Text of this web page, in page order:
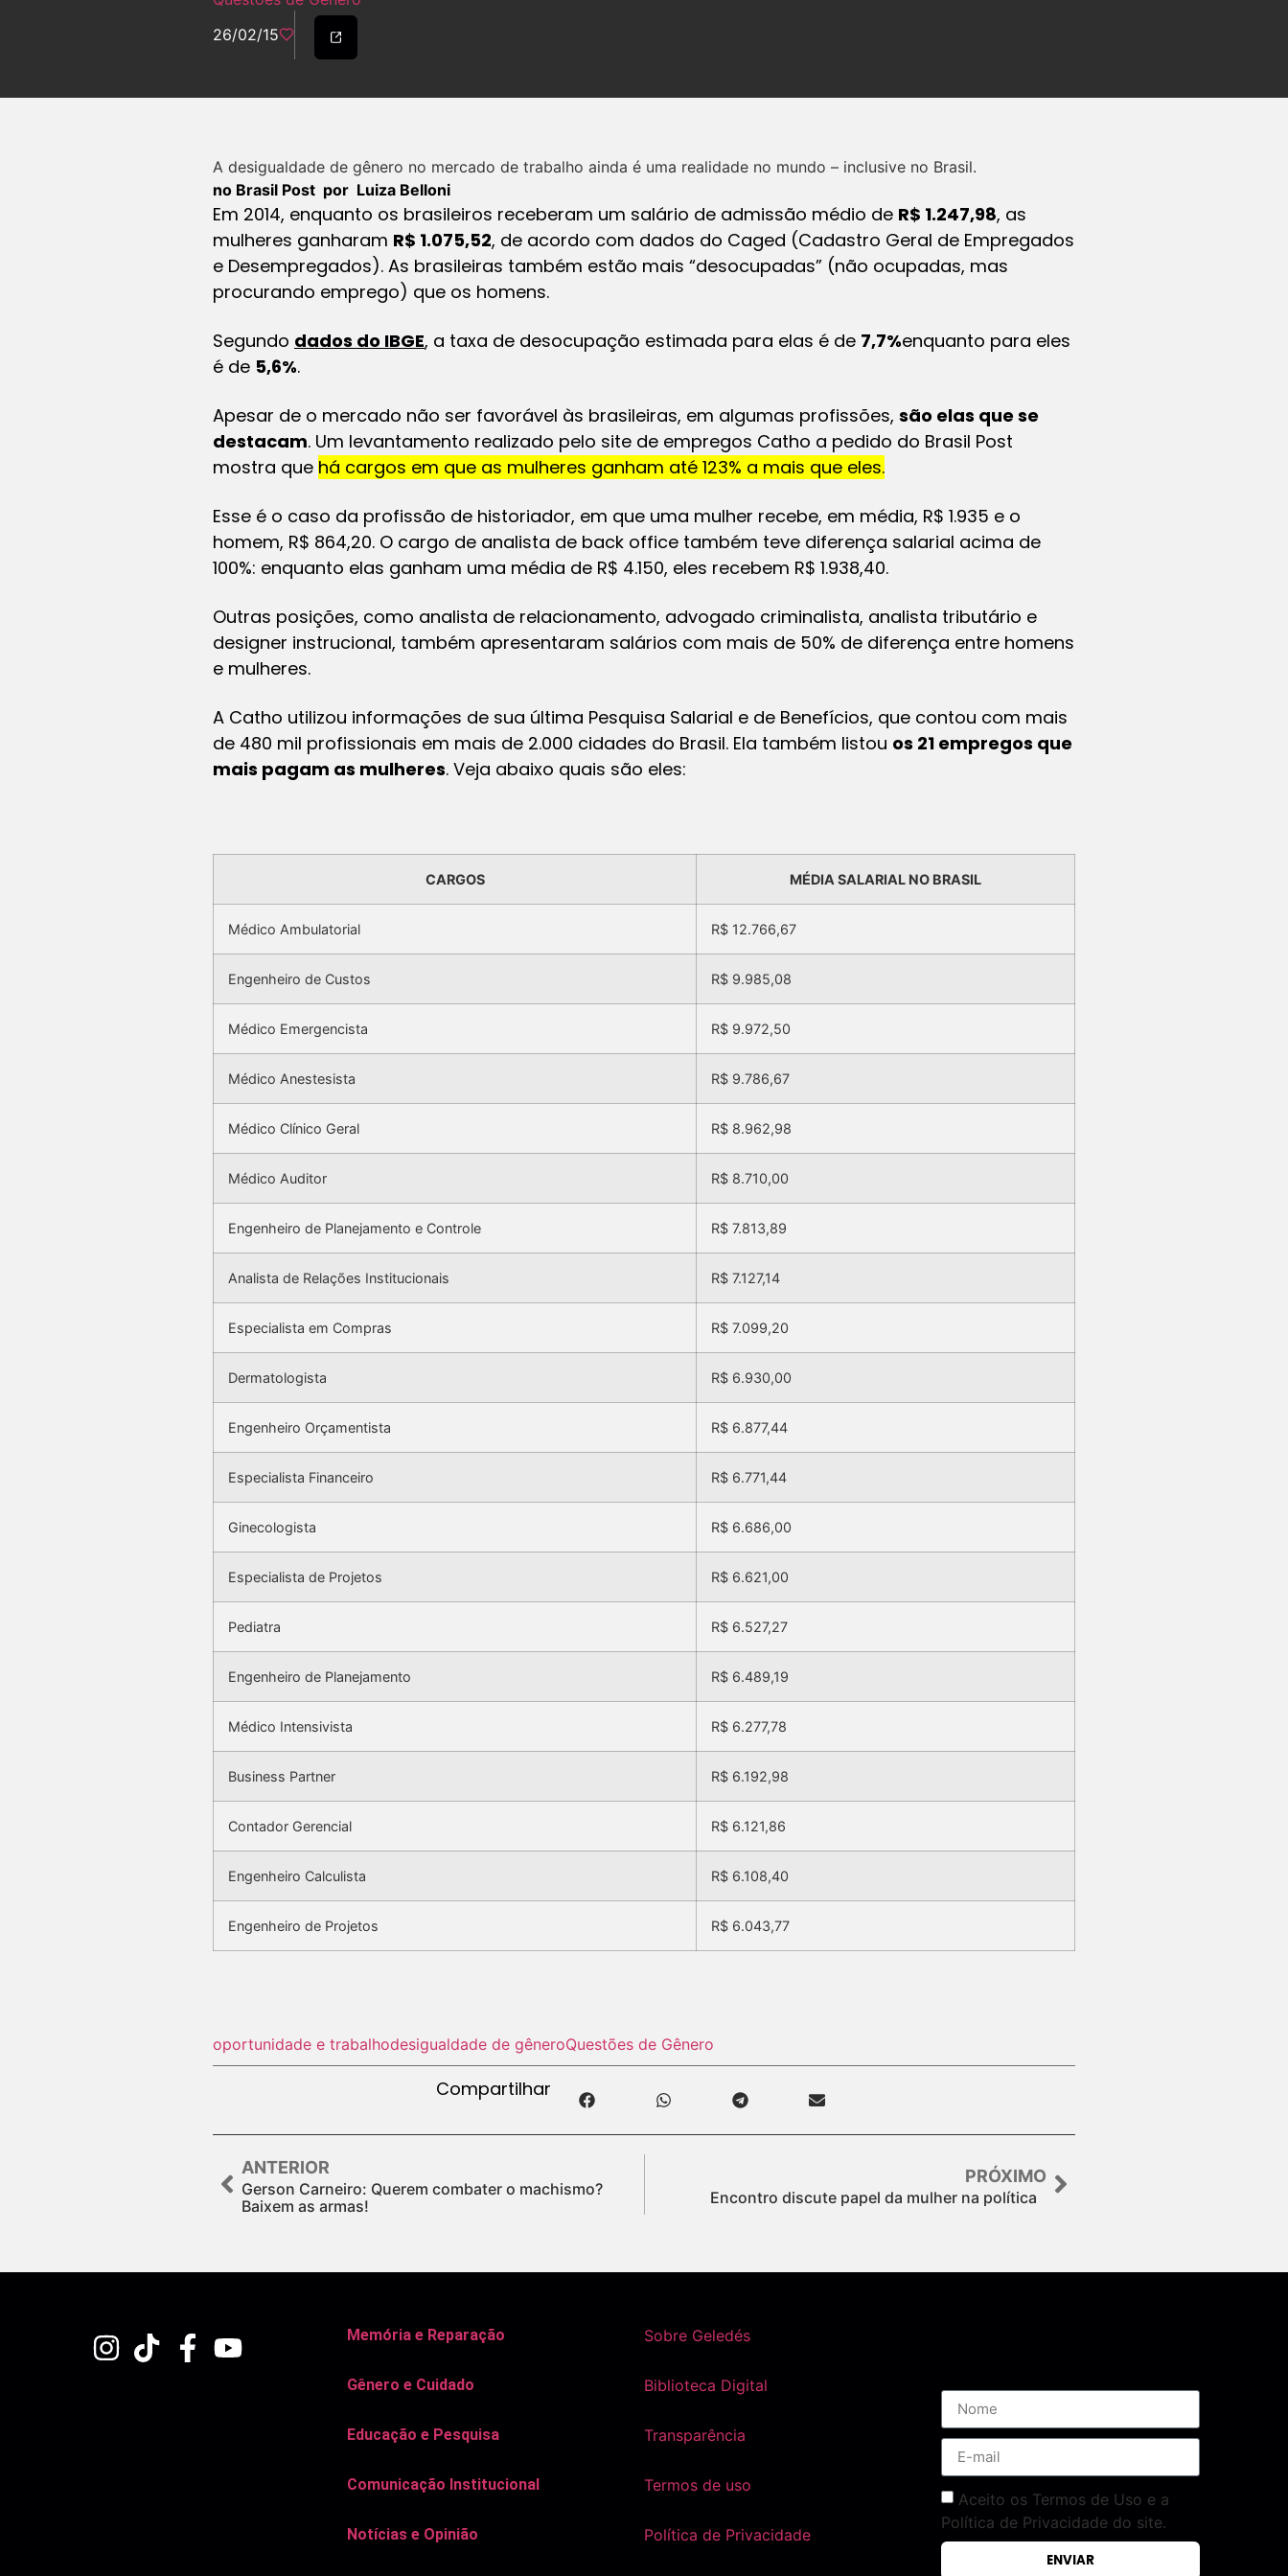
26/02/15
A desigualdade de gênero no mercado de trabalho ainda é uma realidade no mundo – inclusive no Brasil.
no Brasil Post por Luiza Belloni
Em 2014, enquanto os brasileiros receberam um salário de admissão médio de R$ 1.247,98, as
mulheres ganharam R$ 1.075,52, de acordo com dados do Caged (Cadastro Geral de Empregados
e Desempregados). As brasileiras também estão mais “desocupadas” (não ocupadas, mas
procurando emprego) que os homens.
Segundo dados do IBGE, a taxa de desocupação estimada para elas é de 7,7%enquanto para eles
é de 5,6%.
Apesar de o mercado não ser favorável às brasileiras, em algumas profissões, são elas que se
destacam. Um levantamento realizado pelo site de empregos Catho a pedido do Brasil Post
mostra que há cargos em que as mulheres ganham até 123% a mais que eles.
Esse é o caso da profissão de historiador, em que uma mulher recebe, em média, R$ 1.935 e o
homem, R$ 864,20. O cargo de analista de back office também teve diferença salarial acima de
100%: enquanto elas ganham uma média de R$ 4.150, eles recebem R$ 1.938,40.
Outras posições, como analista de relacionamento, advogado criminalista, analista tributário e
designer instrucional, também apresentaram salários com mais de 50% de diferença entre homens
e mulheres.
A Catho utilizou informações de sua última Pesquisa Salarial e de Benefícios, que contou com mais
de 480 mil profissionais em mais de 2.000 cidades do Brasil. Ela também listou os 21 empregos que
mais pagam as mulheres. Veja abaixo quais são eles:
CARGOS MÉDIA SALARIAL NO BRASIL
Médico Ambulatorial R$ 12.766,67
Engenheiro de Custos R$ 9.985,08
Médico Emergencista R$ 9.972,50
Médico Anestesista R$ 9.786,67
Médico Clínico Geral R$ 8.962,98
Médico Auditor R$ 8.710,00
Engenheiro de Planejamento e Controle R$ 7.813,89
Analista de Relações Institucionais R$ 7.127,14
Especialista em Compras R$ 7.099,20
Dermatologista R$ 6.930,00
Engenheiro Orçamentista R$ 6.877,44
Especialista Financeiro R$ 6.771,44
Ginecologista R$ 6.686,00
Especialista de Projetos R$ 6.621,00
Pediatra R$ 6.527,27
Engenheiro de Planejamento R$ 6.489,19
Médico Intensivista R$ 6.277,78
Business Partner R$ 6.192,98
Contador Gerencial R$ 6.121,86
Engenheiro Calculista R$ 6.108,40
Engenheiro de Projetos R$ 6.043,77
oportunidade e trabalhodesigualdade de gêneroQuestões de Gênero
Compartilhar
ANTERIOR
Gerson Carneiro: Querem combater o machismo?
Baixem as armas!
PRÓXIMO
Encontro discute papel da mulher na política
Memória e Reparação
Gênero e Cuidado
Educação e Pesquisa
Comunicação Institucional
Notícias e Opinião
Sobre Geledés
Biblioteca Digital
Transparência
Termos de uso
Política de Privacidade
Aceito os Termos de Uso e a
Política de Privacidade do site.
ENVIAR